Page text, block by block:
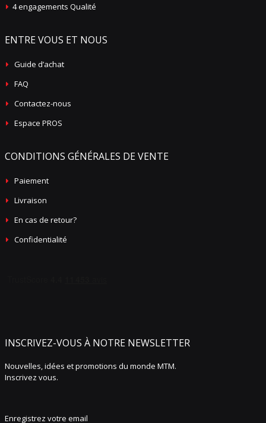
4 engagements Qualité
ENTRE VOUS ET NOUS
Guide d’achat
FAQ
Contactez-nous
Espace PROS
CONDITIONS GÉNÉRALES DE VENTE
Paiement
Livraison
En cas de retour?
Confidentialité
INSCRIVEZ-VOUS À NOTRE NEWSLETTER
Nouvelles, idées et promotions du monde MTM.
Inscrivez vous.
Enregistrez votre email